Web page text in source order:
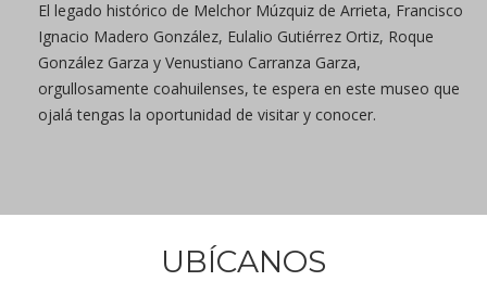
El legado histórico de Melchor Múzquiz de Arrieta, Francisco
Ignacio Madero González, Eulalio Gutiérrez Ortiz, Roque
González Garza y Venustiano Carranza Garza,
orgullosamente coahuilenses, te espera en este museo que
ojalá tengas la oportunidad de visitar y conocer.
UBÍCANOS